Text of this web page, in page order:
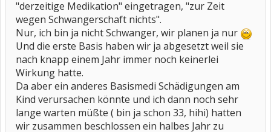
"derzeitige Medikation" eingetragen, "zur Zeit
wegen Schwangerschaft nichts".
Nur, ich bin ja nicht Schwanger, wir planen ja nur
Und die erste Basis haben wir ja abgesetzt weil sie
nach knapp einem Jahr immer noch keinerlei
Wirkung hatte.
Da aber ein anderes Basismedi Schädigungen am
Kind verursachen könnte und ich dann noch sehr
lange warten müßte ( bin ja schon 33, hihi) hatten
wir zusammen beschlossen ein halbes Jahr zu